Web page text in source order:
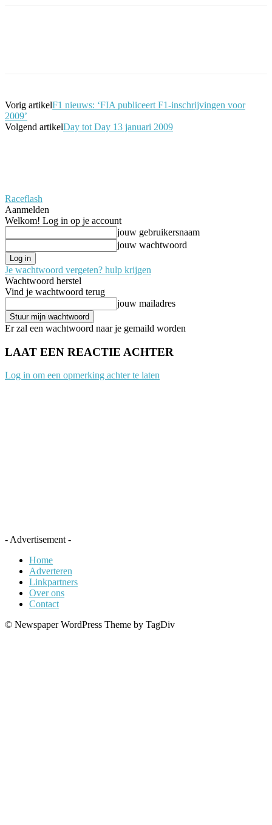
Vorig artikelF1 nieuws: ‘FIA publiceert F1-inschrijvingen voor
2009’
Volgend artikelDay tot Day 13 januari 2009
Raceflash
Aanmelden
Welkom! Log in op je account
jouw gebruikersnaam
jouw wachtwoord
Je wachtwoord vergeten? hulp krijgen
Wachtwoord herstel
Vind je wachtwoord terug
jouw mailadres
Er zal een wachtwoord naar je gemaild worden
LAAT EEN REACTIE ACHTER
Log in om een opmerking achter te laten
- Advertisement -
Home
Adverteren
Linkpartners
Over ons
Contact
© Newspaper WordPress Theme by TagDiv